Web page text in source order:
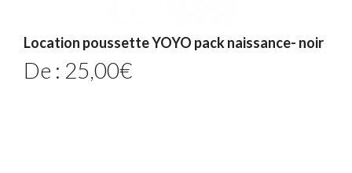
Location poussette YOYO pack naissance- noir
De : 25,00€